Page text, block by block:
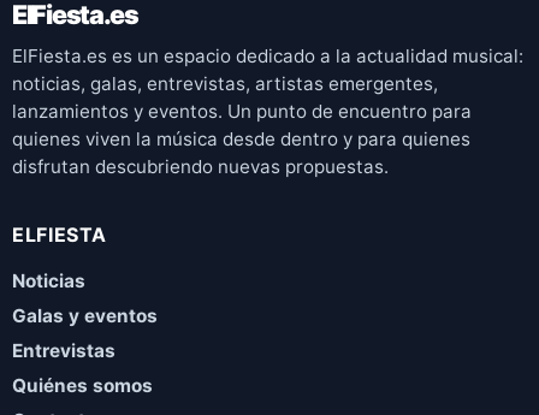
ElFiesta.es
ElFiesta.es es un espacio dedicado a la actualidad musical:
noticias, galas, entrevistas, artistas emergentes,
lanzamientos y eventos. Un punto de encuentro para
quienes viven la música desde dentro y para quienes
disfrutan descubriendo nuevas propuestas.
ELFIESTA
Noticias
Galas y eventos
Entrevistas
Quiénes somos